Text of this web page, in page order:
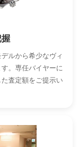
ルから希少なヴィ
。専任バイヤーに
査定額をご提示い